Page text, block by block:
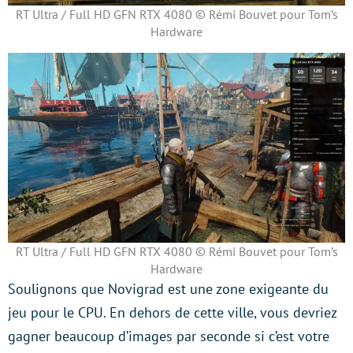
RT Ultra / Full HD GFN RTX 4080 © Rémi Bouvet pour Tom’s
Hardware
RT Ultra / Full HD GFN RTX 4080 © Rémi Bouvet pour Tom’s
Hardware
Soulignons que Novigrad est une zone exigeante du
jeu pour le CPU. En dehors de cette ville, vous devriez
gagner beaucoup d’images par seconde si c’est votre